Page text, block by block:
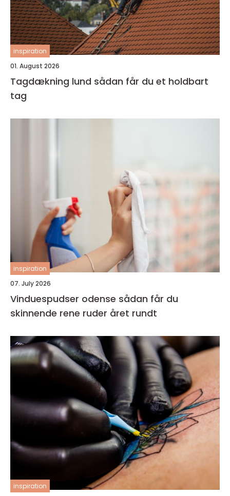
inspiration
01. August 2026
Tagdækning lund sådan får du et holdbart
tag
inspiration
07. July 2026
Vinduespudser odense sådan får du
skinnende rene ruder året rundt
inspiration